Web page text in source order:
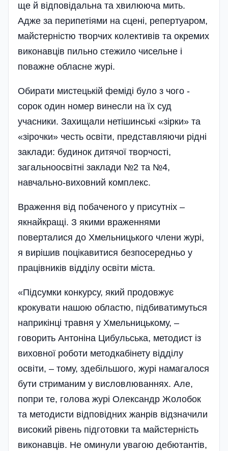
ще й відповідальна та хвилююча мить.
Адже за перипетіями на сцені, репертуаром,
майстерністю творчих колективів та окремих
виконавців пильно стежило чисельне і
поважне обласне журі.
Обирати мистецькій феміді було з чого -
сорок один номер винесли на їх суд
учасники. Захищали нетішинські «зірки» та
«зірочки» честь освіти, представляючи рідні
заклади: будинок дитячої творчості,
загальноосвітні заклади №2 та №4,
навчально-виховний комплекс.
Враження від побаченого у присутніх –
якнайкращі. З якими враженнями
поверталися до Хмельницького члени журі,
я вирішив поцікавитися безпосередньо у
працівників відділу освіти міста.
«Підсумки конкурсу, який продовжує
крокувати нашою областю, підбиватимуться
наприкінці травня у Хмельницькому, –
говорить Антоніна Цибульська, методист із
виховної роботи методкабінету відділу
освіти, – тому, здебільшого, журі намагалося
бути стриманим у висловлюваннях. Але,
попри те, голова журі Олександр Жолобок
та методисти відповідних жанрів відзначили
високий рівень підготовки та майстерність
виконавців. Не оминули увагою дебютантів,